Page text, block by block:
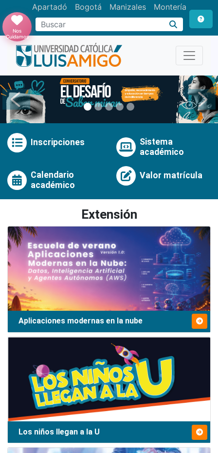
Apartadó Bogotá Manizales Montería
Buscar
Nos
Cuidamos
Anterior
Inscripciones
Sistema
académico
Calendario
académico
Valor matrícula
Extensión
Aplicaciones modernas en la nube
Los niños llegan a la U